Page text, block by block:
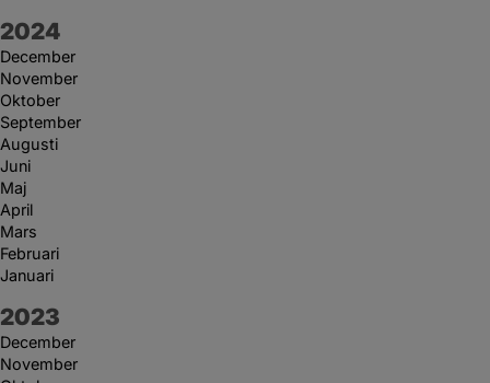
År:
2024
December
November
Oktober
September
Augusti
Juni
Maj
April
Mars
Februari
Januari
År:
2023
December
November